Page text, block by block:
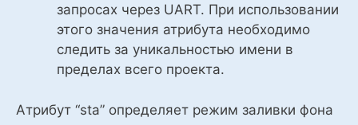
запросах через UART. При использовании
этого значения атрибута необходимо
следить за уникальностью имени в
пределах всего проекта.
Атрибут “sta” определяет режим заливки фона